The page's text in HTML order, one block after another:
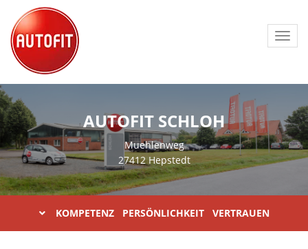
AUTOFIT SCHLOH
Muehlenweg
27412 Hepstedt
KOMPETENZ PERSÖNLICHKEIT VERTRAUEN